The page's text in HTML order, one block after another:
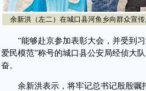
余新洪（左二）在城口县河鱼乡向群众宣传
“能够赴京参加表彰大会，并受到习
爱民模范”称号的城口县公安局经侦大
奋。
余新洪表示，将牢记总书记殷殷嘱